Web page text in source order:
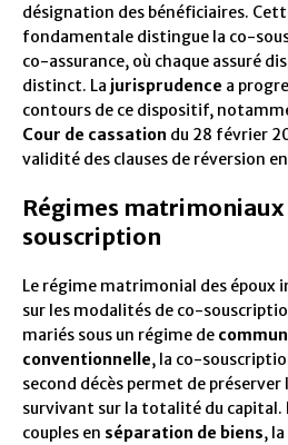
désignation des bénéficiaires.
fondamentale distingue la co-
co-assurance, où chaque assuré
distinct. La jurisprudence a
contours de ce dispositif,
Cour de cassation du 28 février
validité des clauses de réversion
Régimes
souscription
Le régime matrimonial des époux
sur les modalités de co-
mariés sous un régime de
conventionnelle, la co-
second décès permet de
survivant sur la totalité du capital.
couples en séparation de biens,